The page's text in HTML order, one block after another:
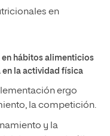
en
en hábitos alimenticios
en la actividad física
ergo
la competición.
y la